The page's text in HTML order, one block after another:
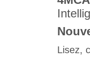
Lisez,